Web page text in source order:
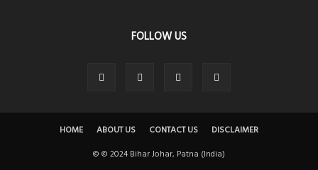
FOLLOW US
HOME ABOUT US CONTACT US
DISCLAIMER
© © 2024 Bihar Johar, Patna (India)